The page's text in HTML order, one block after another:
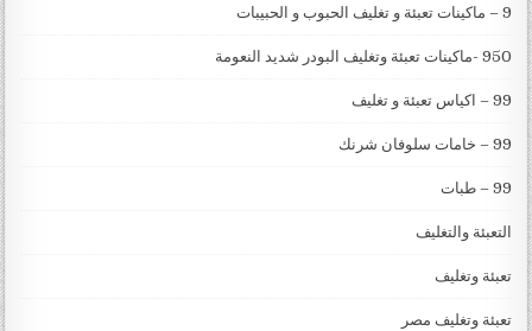
9 – ماكينات تعبئة و تغليف الحبوب و الحبيبات
950 -ماكينات تعبئة وتغليف البودر شديد النعومة
99 – اكياس تعبئة و تغليف
99 – خامات سلوفان شرنك
99 – طبات
التعبئة والتغليف
تعبئة وتغليف
تعبئة وتغليف مصر